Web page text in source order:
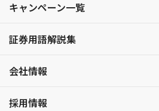
キャンペーン一覧
証券用語解説集
会社情報
採用情報